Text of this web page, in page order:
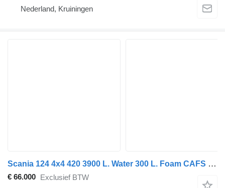
Nederland, Kruiningen
Scania 124 4x4 420 3900 L. Water 300 L. Foam CAFS Firetruck
€ 66.000 Exclusief BTW